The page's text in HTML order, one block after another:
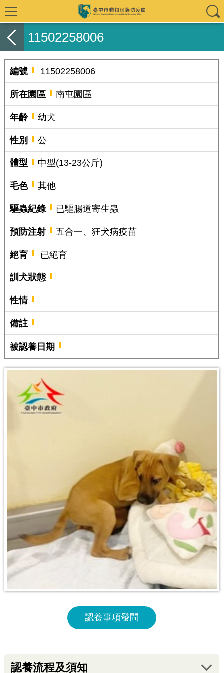
11502258006
編號 11502258006
所在園區 南屯園區
年齡 幼犬
性別 公
體型 中型(13-23公斤)
毛色 其他
驅蟲紀錄 已驅腸道寄生蟲
預防注射 五合一、狂犬病疫苗
絕育 已絕育
訓犬狀態
性情
備註
被認養日期
認養事項發問
認養流程及須知